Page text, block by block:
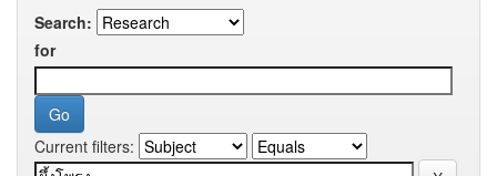
Search:
for
Current filters: